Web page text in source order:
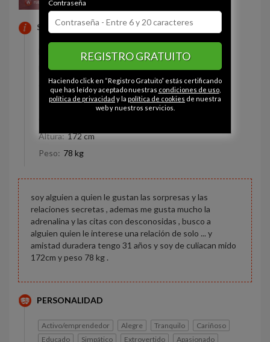
SOBRE MI
Estado civil: Divorciado
Fumador/a: Sí
Ojos: Marrón
Pelo: Castaño
Altura: 172 cm
Peso: 78 kg
soy alguien a quien le gustan las sorpresas y las
relaciones secretas , ademas me gusta mucho la
adrenalina y las citas con desconosidas , busco a
alguien quien le interese una relación de solo ... y
amistad duradera tengo 31 años y soy de culiacan mido
172cm y peso 78 kg .
PERSONALIDAD
Activo/emprendedor Alegre Tranquilo
Cariñoso
Educado
Simpático Extrovertido
Apasionado
Contraseña
REGISTRO GRATUITO
Haciendo click en “Registro Gratuito” estás certificando
que has leído y aceptado nuestras condiciones de uso,
política de privacidad y la política de cookies de nuestra
web y nuestros servicios.